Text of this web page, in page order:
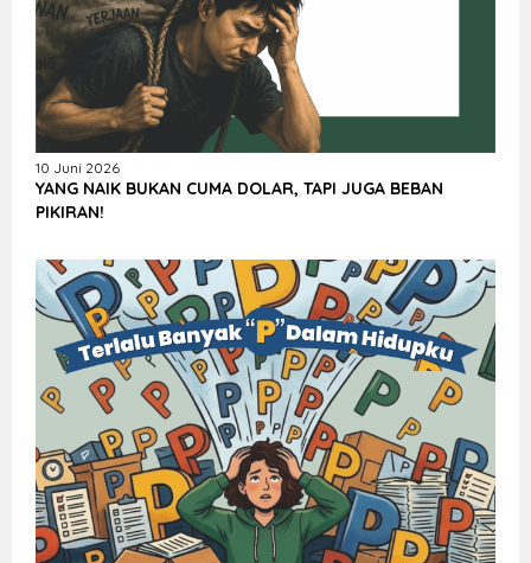
10 Juni 2026
YANG NAIK BUKAN CUMA DOLAR, TAPI JUGA BEBAN
PIKIRAN!